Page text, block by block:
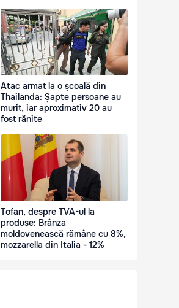
Atac armat la o școală din
Thailanda: Șapte persoane au
murit, iar aproximativ 20 au
fost rănite
Tofan, despre TVA-ul la
produse: Brânza
moldovenească rămâne cu 8%,
mozzarella din Italia - 12%